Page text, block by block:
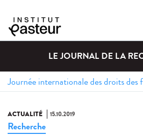
LE JOURNAL DE LA
ACTUALITÉ 15.10.2019
Recherche